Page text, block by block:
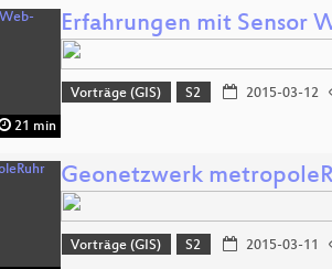
21 min
Erfahrungen mit Sensor
Vorträge (GIS) S2 2015-03-12
Geonetzwerk
Vorträge (GIS) S2 2015-03-11